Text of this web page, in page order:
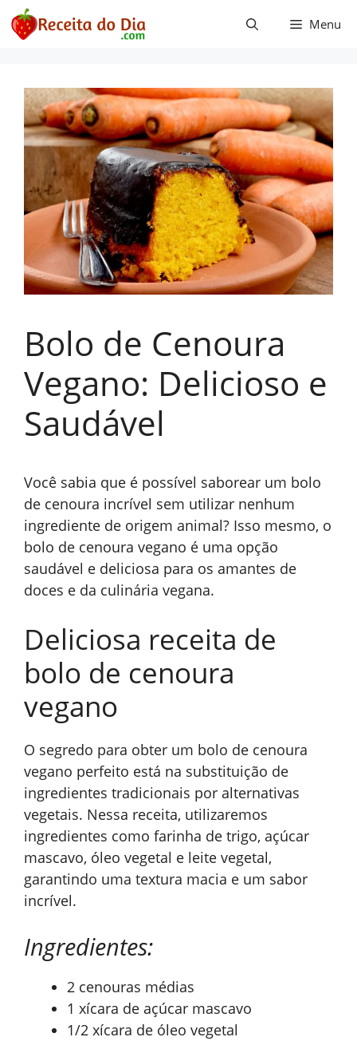
Pular
para
Menu
Bolo de Cenoura
Vegano: Delicioso e
Saudável
Você sabia que é possível saborear um bolo
de cenoura incrível sem utilizar nenhum
ingrediente de origem animal? Isso mesmo, o
bolo de cenoura vegano é uma opção
saudável e deliciosa para os amantes de
doces e da culinária vegana.
Deliciosa receita de
bolo de cenoura
vegano
O segredo para obter um bolo de cenoura
vegano perfeito está na substituição de
ingredientes tradicionais por alternativas
vegetais. Nessa receita, utilizaremos
ingredientes como farinha de trigo, açúcar
mascavo, óleo vegetal e leite vegetal,
garantindo uma textura macia e um sabor
incrível.
Ingredientes:
2 cenouras médias
1 xícara de açúcar mascavo
1/2 xícara de óleo vegetal